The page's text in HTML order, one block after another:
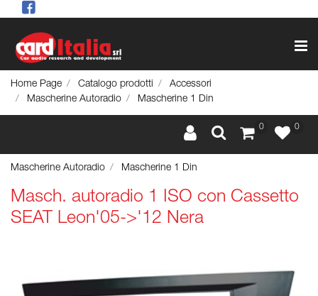
Home Page Catalogo prodotti
Accessori
Mascherine Autoradio
Mascherine 1 Din
0 0
Mascherine Autoradio Mascherine 1 Din
Masch. autoradio 1 ISO con Cassetto
SEAT Leon'05->'12 Nera